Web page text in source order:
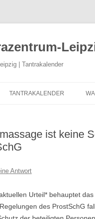
| Tantrakalender
TANTRAKALENDER
ist keine
Antwort
Urteil* behauptet
des ProstSchG